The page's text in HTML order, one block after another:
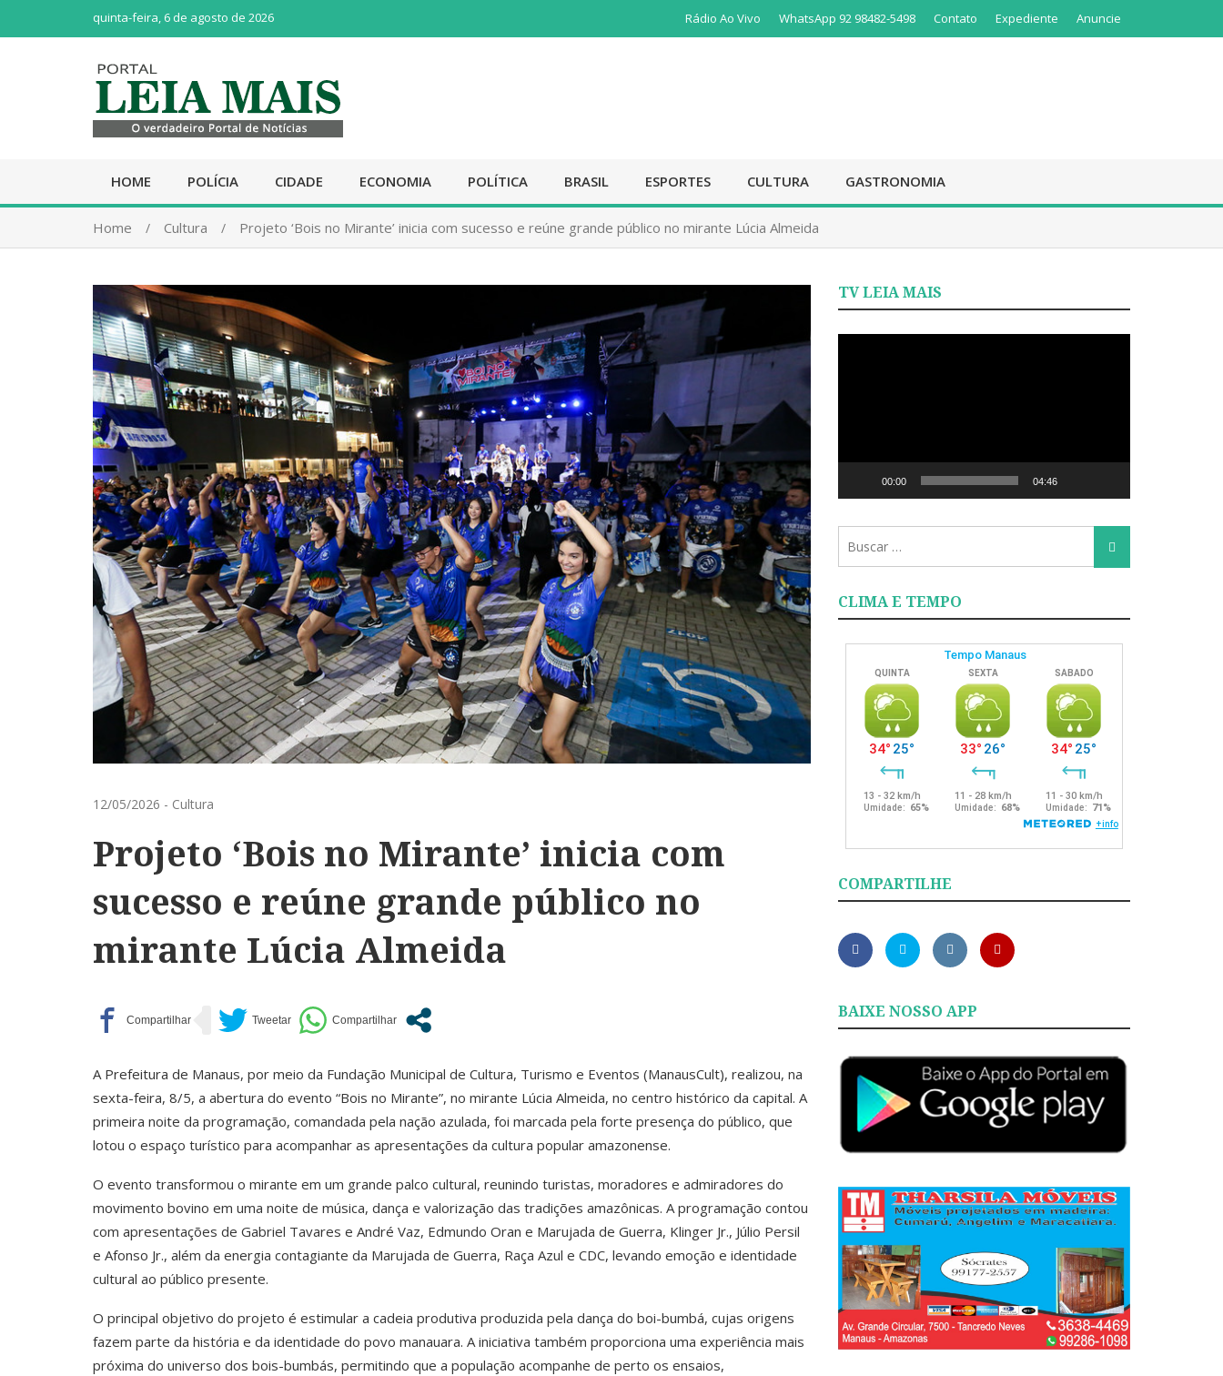
quinta-feira, 6 de agosto de 2026 Anuncie
Expediente
Contato
WhatsApp 92 98482-5498
Rádio Ao Vivo
HOME POLÍCIA CIDADE ECONOMIA POLÍTICA BRASIL ESPORTES CULTURA GASTRONOMIA
Home Cultura Projeto ‘Bois no Mirante’ inicia com sucesso e reúne grande público no mirante Lúcia Almeida
12/05/2026 - Cultura
Projeto ‘Bois no Mirante’ inicia com
sucesso e reúne grande público no
mirante Lúcia Almeida
A Prefeitura de Manaus, por meio da Fundação Municipal de Cultura, Turismo e Eventos (ManausCult), realizou, na
sexta-feira, 8/5, a abertura do evento “Bois no Mirante”, no mirante Lúcia Almeida, no centro histórico da capital. A
primeira noite da programação, comandada pela nação azulada, foi marcada pela forte presença do público, que
lotou o espaço turístico para acompanhar as apresentações da cultura popular amazonense.
O evento transformou o mirante em um grande palco cultural, reunindo turistas, moradores e admiradores do
movimento bovino em uma noite de música, dança e valorização das tradições amazônicas. A programação contou
com apresentações de Gabriel Tavares e André Vaz, Edmundo Oran e Marujada de Guerra, Klinger Jr., Júlio Persil
e Afonso Jr., além da energia contagiante da Marujada de Guerra, Raça Azul e CDC, levando emoção e identidade
cultural ao público presente.
O principal objetivo do projeto é estimular a cadeia produtiva produzida pela dança do boi-bumbá, cujas origens
fazem parte da história e da identidade do povo manauara. A iniciativa também proporciona uma experiência mais
próxima do universo dos bois-bumbás, permitindo que a população acompanhe de perto os ensaios,
TV LEIA MAIS
00:00 04:46
para:
Busca
CLIMA E TEMPO
COMPARTILHE
BAIXE NOSSO APP